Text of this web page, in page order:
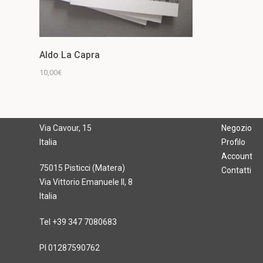
Aldo La Capra
10,00€
INFO
Via Cavour, 15
Italia
75015 Pisticci (Matera)
Via Vittorio Emanuele II, 8
Italia
Tel +39 347 7080683
PI 01287590762
Negozio
Profilo
Account
Contatti